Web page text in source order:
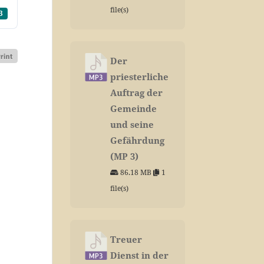
file(s)
Der
priesterliche
Auftrag der
Gemeinde
und seine
Gefährdung
(MP 3)
86.18 MB
1
file(s)
Treuer
Dienst in der